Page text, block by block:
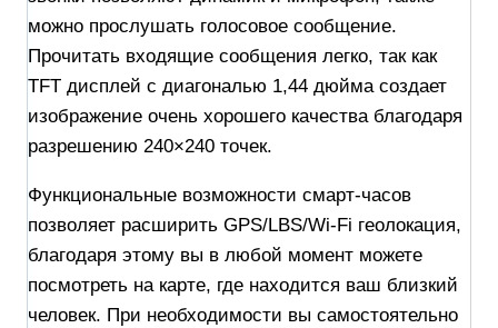
можно прослушать голосовое сообщение.
Прочитать входящие сообщения легко, так как
TFT дисплей с диагональю 1,44 дюйма создает
изображение очень хорошего качества благодаря
разрешению 240×240 точек.
Функциональные возможности смарт-часов
позволяет расширить GPS/LBS/Wi-Fi геолокация,
благодаря этому вы в любой момент можете
посмотреть на карте, где находится ваш близкий
человек. При необходимости вы самостоятельно